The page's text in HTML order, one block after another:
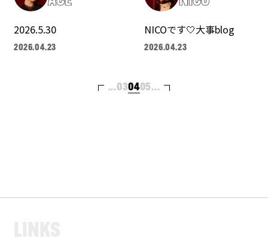
2026.5.30
2026.04.23
NICOです🤍大事blog
2026.04.23
...030405...